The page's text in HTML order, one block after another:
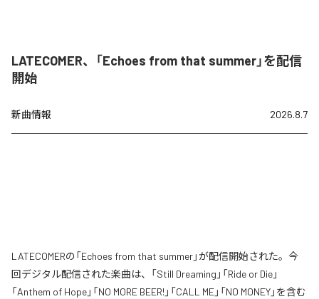
LATECOMER、「Echoes from that summer」を配信
開始
新曲情報 2026.8.7
LATECOMERの「Echoes from that summer」が配信開始された。今
回デジタル配信された楽曲は、「Still Dreaming」「Ride or Die」
「Anthem of Hope」「NO MORE BEER!」「CALL ME」「NO MONEY」を含む